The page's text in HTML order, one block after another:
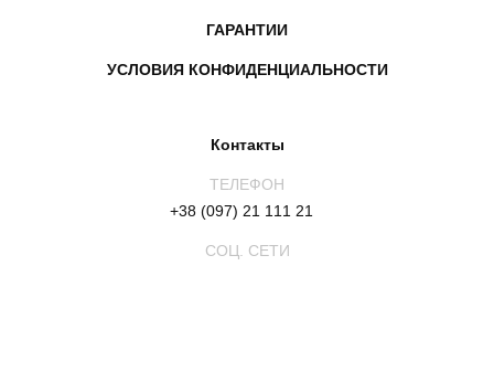
ГАРАНТИИ
УСЛОВИЯ КОНФИДЕНЦИАЛЬНОСТИ
Контакты
ТЕЛЕФОН
+38 (097) 21 111 21
СОЦ. СЕТИ